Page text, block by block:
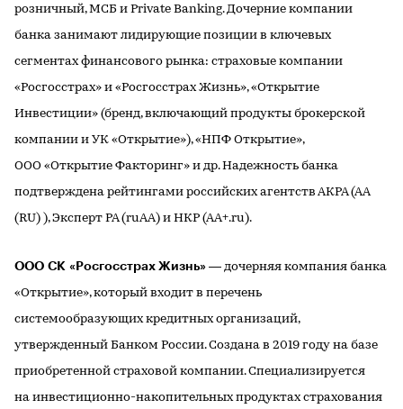
розничный, МСБ и Private Banking. Дочерние компании
банка занимают лидирующие позиции в ключевых
сегментах финансового рынка: страховые компании
«Росгосстрах» и «Росгосстрах Жизнь», «Открытие
Инвестиции» (бренд, включающий продукты брокерской
компании и УК «Открытие»), «НПФ Открытие»,
ООО «Открытие Факторинг» и др. Надежность банка
подтверждена рейтингами российских агентств АКРА (АА
(RU) ), Эксперт РА (ruAA) и НКР (АA+.ru).
ООО СК «Росгосстрах Жизнь» — дочерняя компания банка
«Открытие», который входит в перечень
системообразующих кредитных организаций,
утвержденный Банком России. Создана в 2019 году на базе
приобретенной страховой компании. Специализируется
на инвестиционно-накопительных продуктах страхования